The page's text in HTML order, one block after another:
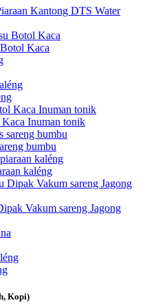
Kantong DTS Water
Kaca
Inuman tonik
bumbu
kaléng
Vakum sareng Jagong
Kopi)